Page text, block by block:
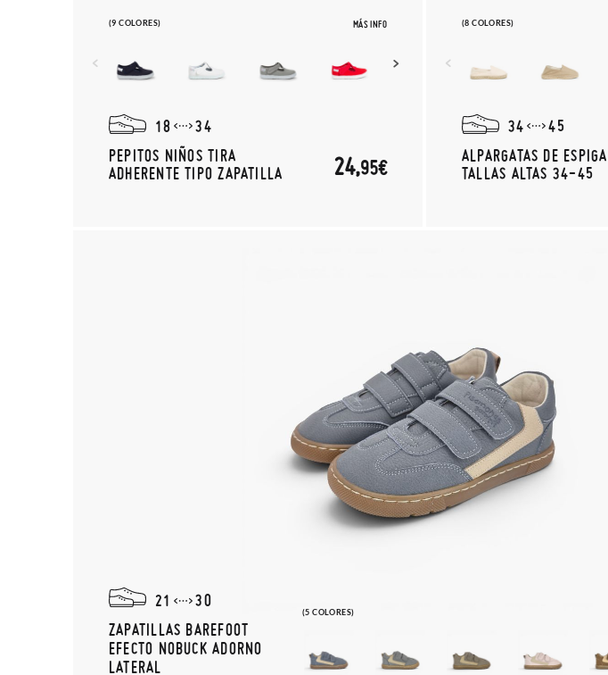
(9 COLORES) MÁS INFO
18
34
PEPITOS NIÑOS TIRA
ADHERENTE TIPO ZAPATILLA
24,95€
(8 COLORES)
34
45
ALPARGATAS DE ESPIGA
TALLAS ALTAS 34-45
(5 COLORES)
21
30
ZAPATILLAS BAREFOOT
EFECTO NOBUCK ADORNO
LATERAL